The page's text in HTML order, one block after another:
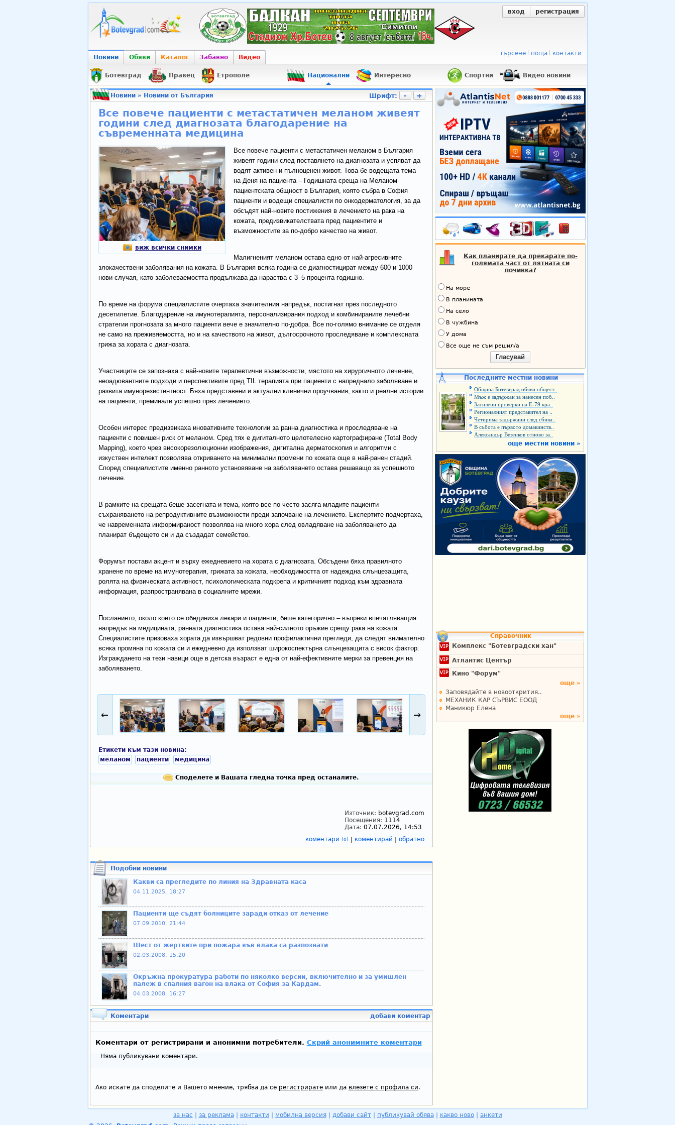
вход регистрация
Новини Обяви Каталог Забавно Видео
търсене поща контакти
Ботевград Правец Етрополе Национални Интересно Спортни Видео новини
Новини» Новини от България Шрифт: - +
Все повече пациенти с метастатичен меланом живеят
години след диагнозата благодарение на
съвременната медицина
виж всички снимки
Все повече пациенти с метастатичен меланом в България
живеят години след поставянето на диагнозата и успяват да
водят активен и пълноценен живот. Това бе водещата тема
на Деня на пациента – Годишната среща на Меланом
пациентската общност в България, която събра в София
пациенти и водещи специалисти по онкодерматология, за да
обсъдят най-новите постижения в лечението на рака на
кожата, предизвикателствата пред пациентите и
възможностите за по-добро качество на живот.
Малигненият меланом остава едно от най-агресивните
злокачествени заболявания на кожата. В България всяка година се диагностицират между 600 и 1000
нови случая, като заболеваемостта продължава да нараства с 3–5 процента годишно.
По време на форума специалистите очертаха значителния напредък, постигнат през последното
десетилетие. Благодарение на имунотерапията, персонализирания подход и комбинираните лечебни
стратегии прогнозата за много пациенти вече е значително по-добра. Все по-голямо внимание се отделя
не само на преживяемостта, но и на качеството на живот, дългосрочното проследяване и комплексната
грижа за хората с диагнозата.
Участниците се запознаха с най-новите терапевтични възможности, мястото на хирургичното лечение,
неоадювантните подходи и перспективите пред TIL терапията при пациенти с напреднало заболяване и
развита имунорезистентност. Бяха представени и актуални клинични проучвания, както и реални истории
на пациенти, преминали успешно през лечението.
Особен интерес предизвикаха иновативните технологии за ранна диагностика и проследяване на
пациенти с повишен риск от меланом. Сред тях е дигиталното целотелесно картографиране (Total Body
Mapping), което чрез високорезолюционни изображения, дигитална дерматоскопия и алгоритми с
изкуствен интелект позволява откриването на минимални промени по кожата още в най-ранен стадий.
Според специалистите именно ранното установяване на заболяването остава решаващо за успешното
лечение.
В рамките на срещата беше засегната и тема, която все по-често засяга младите пациенти –
съхраняването на репродуктивните възможности преди започване на лечението. Експертите подчертаха,
че навременната информираност позволява на много хора след овладяване на заболяването да
планират бъдещето си и да създадат семейство.
Форумът постави акцент и върху ежедневието на хората с диагнозата. Обсъдени бяха правилното
хранене по време на имунотерапия, грижата за кожата, необходимостта от надеждна слънцезащита,
ролята на физическата активност, психологическата подкрепа и критичният подход към здравната
информация, разпространявана в социалните мрежи.
Посланието, около което се обединиха лекари и пациенти, беше категорично – въпреки впечатляващия
напредък на медицината, ранната диагностика остава най-силното оръжие срещу рака на кожата.
Специалистите призоваха хората да извършват редовни профилактични прегледи, да следят внимателно
всяка промяна по кожата си и ежедневно да използват широкоспектърна слънцезащита с висок фактор.
Изграждането на тези навици още в детска възраст е една от най-ефективните мерки за превенция на
заболяването.
← →
Етикети към тази новина:
меланом
пациенти медицина
Споделете и Вашата гледна точка пред останалите.
Източник: botevgrad.com
Посещения: 1114
Дата: 07.07.2026, 14:53
коментари (0) коментирай обратно
Подобни новини
Какви са прегледите по линия на Здравната каса
04.11.2025, 18:27
Пациенти ще съдят болниците заради отказ от лечение
07.09.2010, 21:44
Шест от жертвите при пожара във влака са разпознати
02.03.2008, 15:20
Окръжна прокуратура работи по няколко версии, включително и за умишлен
палеж в спалния вагон на влака от София за Кардам.
04.03.2008, 16:27
Коментари добави коментар
Коментари от регистрирани и анонимни потребители. Скрий анонимните коментари
Няма публикувани коментари.
Ако искате да споделите и Вашето мнение, трябва да се регистриратеили да влезете с профила си.
Как планирате да прекарате по-
голямата част от лятната си
почивка?
На море
В планината
На село
В чужбина
У дома
Все още не съм решил/а
Гласувай
Последните местни новини
Община Ботевград обяви общест..
Мъж е задържан за нанесен поб..
Засилени проверки на Е-79 кра..
Регионалният представител на ..
Четирима задържани след сбива..
В събота е първото домакинств..
Александър Везенков отново за..
още местни новини »
Справочник
Комплекс "Ботевградски хан"
Атлантис Център
Кино "Форум"
още »
Заповядайте в новооткрития..
МЕХАНИК КАР СЪРВИС ЕООД
Маникюр Елена
още »
за нас за реклама| контакти мобилна версия| добави сайт| публикувай обява| какво ново| анкети